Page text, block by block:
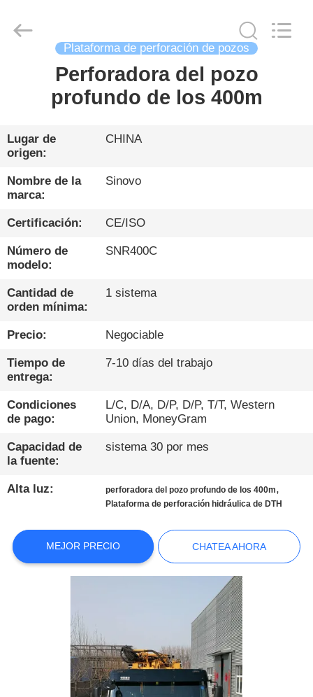
HOGAR
VR
SHOW
SOBRE
NOSOTROS
VIAJE
LA
FÁBRICA
CONTROL
DE
CALIDAD
ÉNTRENOS
CONTACTO
CON
CHATEA
AHORA
COMPANY
Sinovo
Heavy
Plataforma de perforación de pozos
Perforadora del pozo
profundo de los 400m
Lugar de
origen:
CHINA
Nombre de la
marca:
Sinovo
Certificación: CE/ISO
Número de
modelo:
SNR400C
Cantidad de
orden mínima:
1 sistema
Precio: Negociable
Tiempo de
entrega:
7-10 días del trabajo
Condiciones
de pago:
L/C, D/A, D/P, D/P, T/T, Western
Union, MoneyGram
Capacidad de
la fuente:
sistema 30 por mes
Alta luz: perforadora del pozo profundo de los 400m,
Plataforma de perforación hidráulica de DTH
MEJOR PRECIO CHATEA AHORA